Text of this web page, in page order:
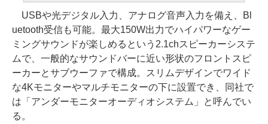
USBや光デジタル入力、アナログ音声入力を備え、Bl
uetooth受信も可能。最大150W出力でハイパワーなゲー
ミングサウンドが楽しめるという2.1chスピーカーシステ
ムで、一般的なサウンドバーに近い形状のフロントスピ
ーカーとサブウーファで構成。スリムデザインでワイド
な4Kモニターやマルチモニターの下に設置でき、同社で
は「アンダーモニターオーディオシステム」と呼んでい
る。